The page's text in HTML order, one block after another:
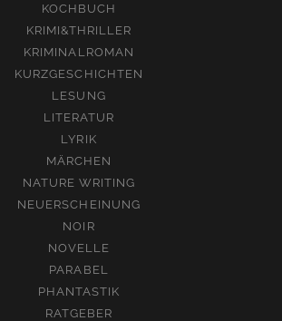
KOCHBUCH
KRIMI&THRILLER
KRIMINALROMAN
KURZGESCHICHTEN
LESUNG
LITERATUR
LYRIK
MÄRCHEN
NATURE WRITING
NEUERSCHEINUNG
NOIR
NOVELLE
PARABEL
PHANTASTIK
RATGEBER